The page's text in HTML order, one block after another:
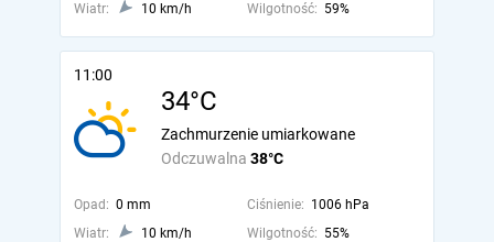
Wiatr:
10 km/h Wilgotność: 59%
11:00
34°C
Odczuwalna 38°C
Zachmurzenie umiarkowane
Opad: 0 mm Ciśnienie: 1006 hPa
Wiatr:
10 km/h Wilgotność: 55%